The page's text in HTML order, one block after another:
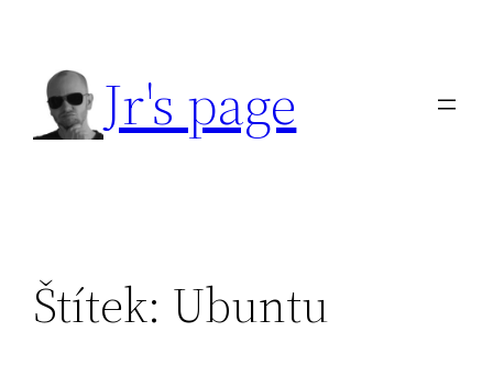
obsah
Jr's page
Štítek: Ubuntu